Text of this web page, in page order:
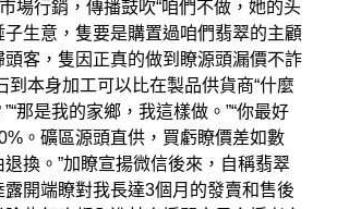
場行銷，傳播鼓吹“咱們不做，她的头
子生意，隻要是購置過咱們翡翠的主顧
客，隻因正真的做到瞭源頭漏價不詐
到本身加工可以比在製品供貨商“什麼
那是我的家鄉，我這樣做。”“你最好
。礦區源頭直供，買虧瞭價差如數
換。”加瞭宣揚微信後來，自稱翡翠
開端瞭對我長達3個月的發賣和售後